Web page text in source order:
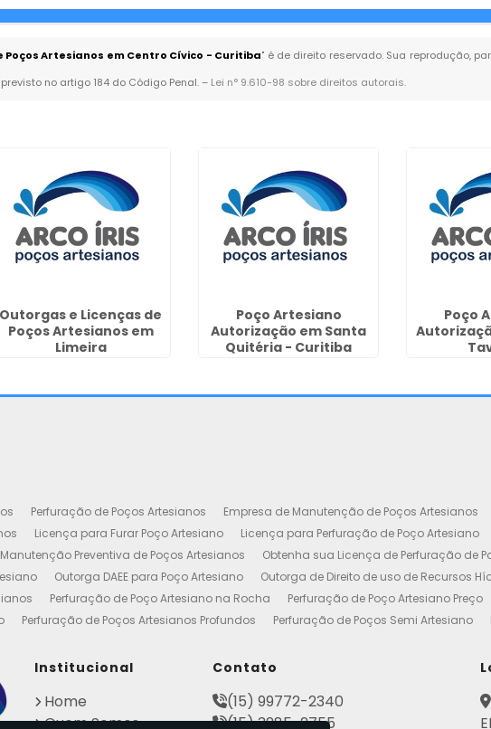
Artesianos em Centro Cívico - Curitiba" é de direito reservado. Sua reprodução,
no artigo 184 do Código Penal. – Lei n° 9.610-98 sobre direitos autorais.
Outorgas e Licenças de
Poços Artesianos em
Limeira
Poço Artesiano
Autorização em Santa
Quitéria - Curitiba
Poço
Perfuração de Poços Artesianos Empresa de Manutenção de Poços Artesianos
Licença para Furar Poço Artesiano Licença para Perfuração de Poço Artesiano
Manutenção Preventiva de Poços Artesianos Obtenha sua Licença de Perfuração de
Outorga DAEE para Poço Artesiano
Outorga de Direito de uso de Recursos
Perfuração de Poço Artesiano na Rocha Perfuração de Poço Artesiano Preço
Perfuração de Poços Artesianos Profundos Perfuração de Poços Semi Artesiano
Artesiano Manutenção Projeto de Perfuração de Poços Artesianos
Quanto Custa o
de Poço Artesiano Licença de Poço Artesiano Manutenção de Poço Artesiano
Institucional
Home
Quem Somos
Contato
(15) 99772-2340
(15) 3285-2755